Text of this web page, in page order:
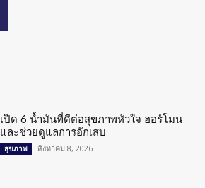
เปิด 6 น้ำมันที่ดีต่อสุขภาพหัวใจ ฮอร์โมน
และช่วยดูแลการอักเสบ
สุขภาพ สิงหาคม 8, 2026